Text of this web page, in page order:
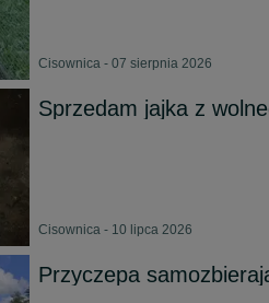
Cisownica - 07 sierpnia 2026
Sprzedam jajka z
Cisownica - 10 lipca 2026
Przyczepa